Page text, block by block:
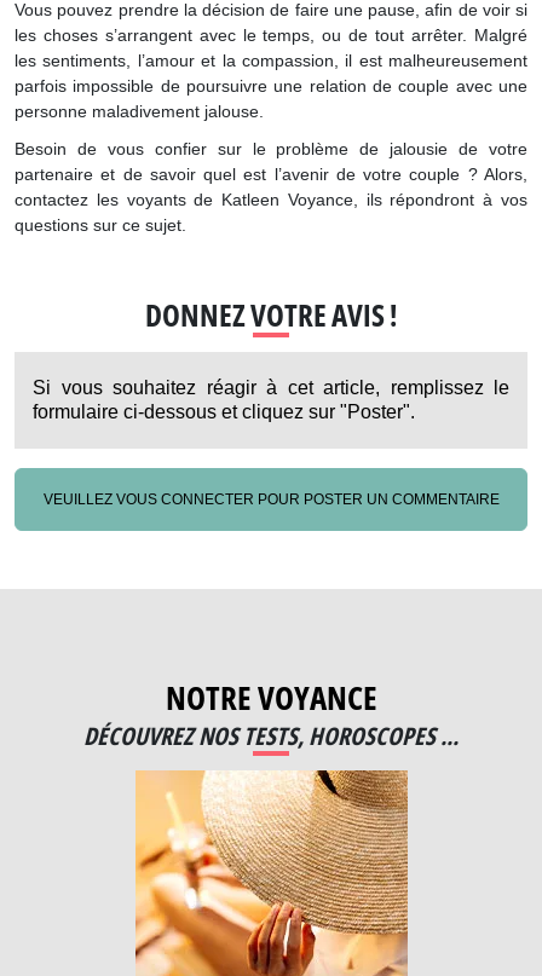
Vous pouvez prendre la décision de faire une pause, afin de voir si
les choses s’arrangent avec le temps, ou de tout arrêter. Malgré
les sentiments, l’amour et la compassion, il est malheureusement
parfois impossible de poursuivre une relation de couple avec une
personne maladivement jalouse.
Besoin de vous confier sur le problème de jalousie de votre
partenaire et de savoir quel est l’avenir de votre couple ? Alors,
contactez les voyants de Katleen Voyance, ils répondront à vos
questions sur ce sujet.
DONNEZ VOTRE AVIS !
Si vous souhaitez réagir à cet article, remplissez le
formulaire ci-dessous et cliquez sur "Poster".
VEUILLEZ VOUS CONNECTER POUR POSTER UN COMMENTAIRE
NOTRE VOYANCE
DÉCOUVREZ NOS TESTS, HOROSCOPES ...